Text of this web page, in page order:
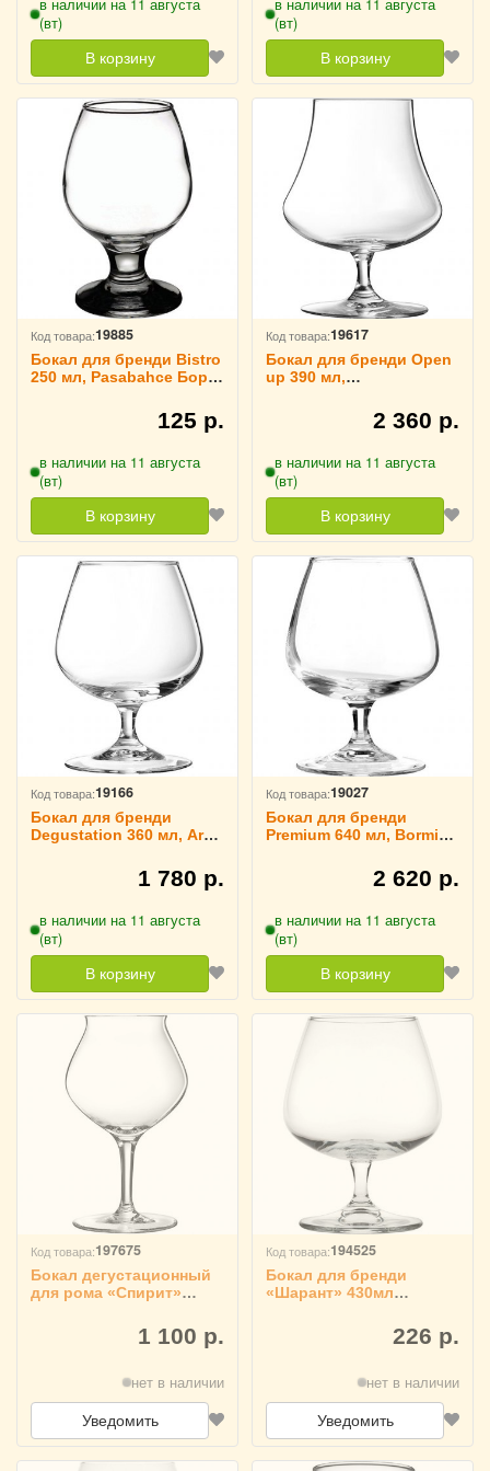
в наличии на 11 августа
(вт)
В корзину
в наличии на 11 августа
(вт)
В корзину
Код товара:19885
Бокал для бренди Bistro
250 мл, Pasabahce Бор
125 р.
в наличии на 11 августа
(вт)
В корзину
Код товара:19617
Бокал для бренди Open
up 390 мл,
2 360 р.
в наличии на 11 августа
(вт)
В корзину
Код товара:19166
Бокал для бренди
Degustation 360 мл, Arc
1 780 р.
в наличии на 11 августа
(вт)
В корзину
Код товара:19027
Бокал для бренди
Premium 640 мл, Bormioli
2 620 р.
в наличии на 11 августа
(вт)
В корзину
Код товара:197675
Бокал дегустационный
для рома «Спирит»
1 100 р.
нет в наличии
Уведомить
Код товара:194525
Бокал для бренди
«Шарант» 430мл
226 р.
нет в наличии
Уведомить